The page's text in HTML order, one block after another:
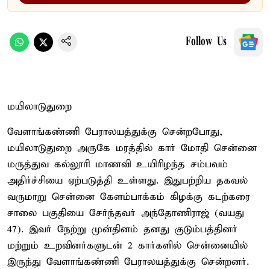
Follow Us
மயிலாடுதுறை
வேளாங்கண்ணி பேராலயத்துக்கு சென்றபோது,
மயிலாடுதுறை அருகே மரத்தில் கார் மோதி சென்னை
மருத்துவ கல்லூரி மாணவி உயிரிழந்த சம்பவம்
அதிர்ச்சியை ஏற்படுத்தி உள்ளது. இதுபற்றிய தகவல்
வருமாறு சென்னை கேளம்பாக்கம் கிழக்கு கடற்கரை
சாலை பகுதியை சேர்ந்தவர் அந்தோணிராஜ் (வயது
47). இவர் நேற்று முன்தினம் தனது குடும்பத்தினர்
மற்றும் உறவினர்களுடன் 2 கார்களில் சென்னையில்
இருந்து வேளாங்கண்ணி பேராலயத்துக்கு சென்றனர்.